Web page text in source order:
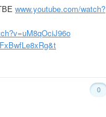
www.youtube.com/watch?
0